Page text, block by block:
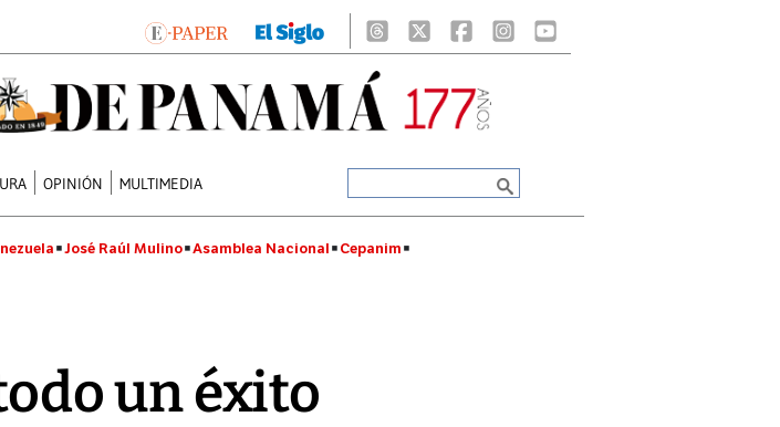
OPINIÓN MULTIMEDIA
José Raúl Mulino Asamblea Nacional Cepanim
un éxito